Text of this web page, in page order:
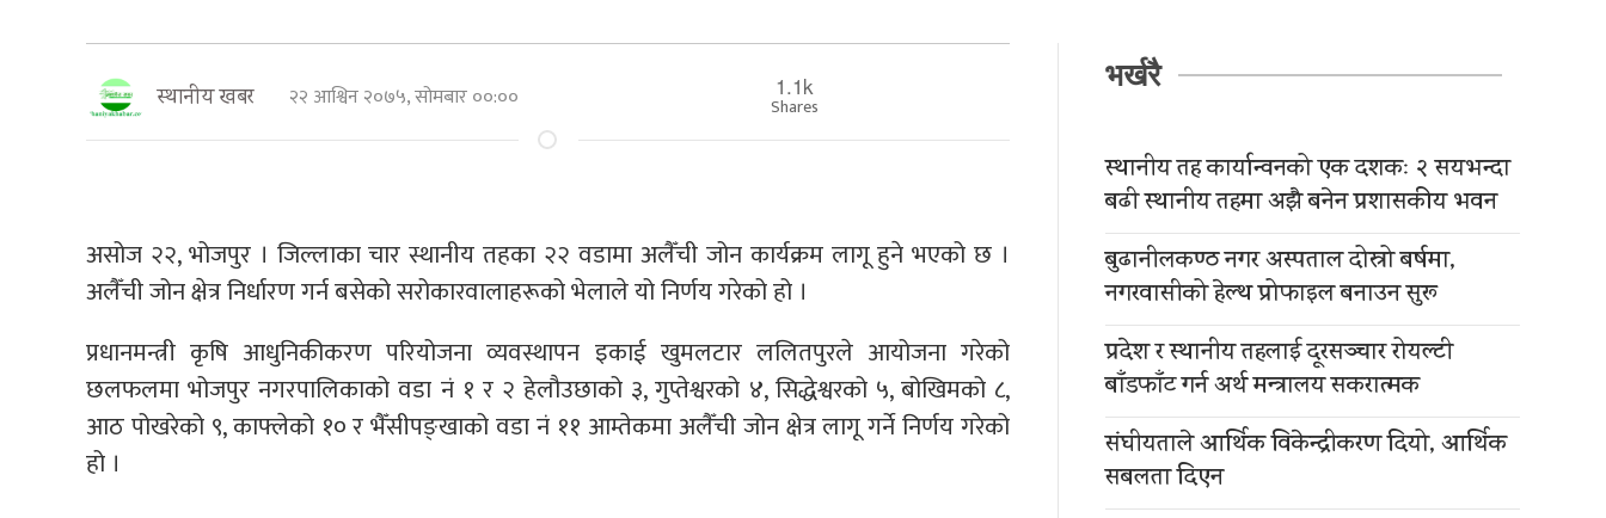
स्थानीय खबर २२ आश्विन २०७५, सोमबार ००:०० 1.1k
Shares
असोज २२, भोजपुर । जिल्लाका चार स्थानीय तहका २२ वडामा अलैँची जोन कार्यक्रम लागू हुने भएको छ ।
अलैँची जोन क्षेत्र निर्धारण गर्न बसेको सरोकारवालाहरूको भेलाले यो निर्णय गरेको हो ।
प्रधानमन्त्री कृषि आधुनिकीकरण परियोजना व्यवस्थापन इकाई खुमलटार ललितपुरले आयोजना गरेको
छलफलमा भोजपुर नगरपालिकाको वडा नं १ र २ हेलौउछाको ३, गुप्तेश्वरको ४, सिद्धेश्वरको ५, बोखिमको ८,
आठ पोखरेको ९, काफ्लेको १० र भैँसीपङ्खाको वडा नं ११ आम्तेकमा अलैँची जोन क्षेत्र लागू गर्ने निर्णय गरेको
हो ।
भर्खरै
स्थानीय तह कार्यान्वनको एक दशकः २ सयभन्दा
बढी स्थानीय तहमा अझै बनेन प्रशासकीय भवन
बुढानीलकण्ठ नगर अस्पताल दोस्रो बर्षमा,
नगरवासीको हेल्थ प्रोफाइल बनाउन सुरू
प्रदेश र स्थानीय तहलाई दूरसञ्चार रोयल्टी
बाँडफाँट गर्न अर्थ मन्त्रालय सकरात्मक
संघीयताले आर्थिक विकेन्द्रीकरण दियो, आर्थिक
सबलता दिएन